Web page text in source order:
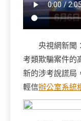
央視網新聞
考類欺騙案件的
新的涉考說謊局
輕信辦公室系統